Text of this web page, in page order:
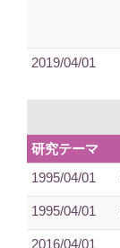
2019/04/01
研究テーマ
1995/04/01
1995/04/01
2016/04/01